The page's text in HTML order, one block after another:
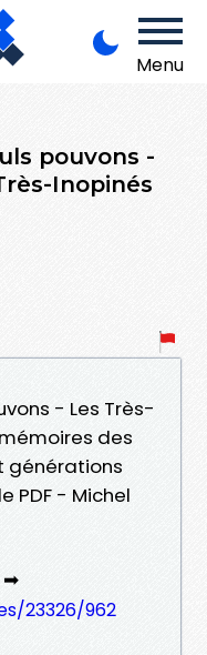
Menu
pouvons -
Inopinés
- Les Très-
des
générations
PDF - Michel
➡
23326/962